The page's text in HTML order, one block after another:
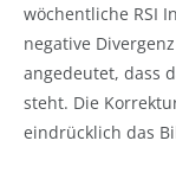
wöchentliche RSI
negative
angedeutet, dass
steht. Die
eindrücklich das